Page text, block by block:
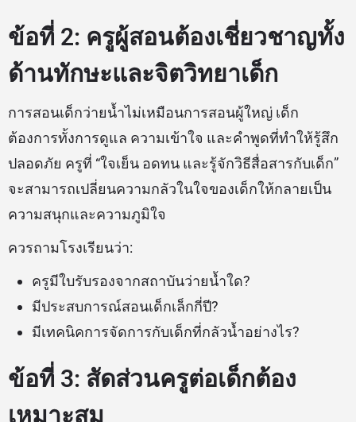
ข้อที่ 2: ครูผู้สอนต้องเชี่ยวชาญทั้ง
ด้านทักษะและจิตวิทยาเด็ก
การสอนเด็กว่ายน้ำไม่เหมือนการสอนผู้ใหญ่ เด็ก
ต้องการทั้งการดูแล ความเข้าใจ และคำพูดที่ทำให้รู้สึก
ปลอดภัย ครูที่ “ใจเย็น อดทน และรู้จักวิธีสื่อสารกับเด็ก”
จะสามารถเปลี่ยนความกลัวในใจของเด็กให้กลายเป็น
ความสนุกและความภูมิใจ
ควรถามโรงเรียนว่า:
ครูมีใบรับรองจากสถาบันว่ายน้ำใด?
มีประสบการณ์สอนเด็กเล็กกี่ปี?
มีเทคนิคการจัดการกับเด็กที่กลัวน้ำอย่างไร?
ข้อที่ 3: สัดส่วนครูต่อเด็กต้อง
เหมาะสม